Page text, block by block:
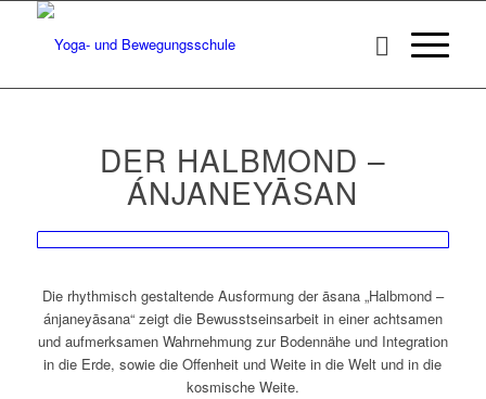
DER HALBMOND –
ÁNJANEYĀSAN
Die rhythmisch gestaltende Ausformung der āsana „Halbmond –
ánjaneyāsana“ zeigt die Bewusstseinsarbeit in einer achtsamen
und aufmerksamen Wahrnehmung zur Bodennähe und Integration
in die Erde, sowie die Offenheit und Weite in die Welt und in die
kosmische Weite.